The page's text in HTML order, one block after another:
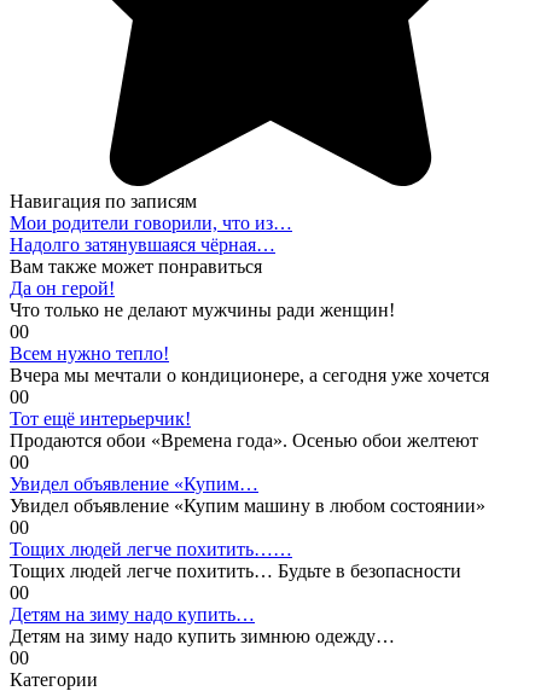
Навигация по записям
Мои родители говорили, что из…
Надолго затянувшаяся чёрная…
Вам также может понравиться
Да он герой!
Что только не делают мужчины ради женщин!
00
Всем нужно тепло!
Вчера мы мечтали о кондиционере, а сегодня уже хочется
00
Тот ещё интерьерчик!
Продаются обои «Времена года». Осенью обои желтеют
00
Увидел объявление «Купим…
Увидел объявление «Купим машину в любом состоянии»
00
Тощих людей легче похитить……
Тощих людей легче похитить… Будьте в безопасности
00
Детям на зиму надо купить…
Детям на зиму надо купить зимнюю одежду…
00
Категории